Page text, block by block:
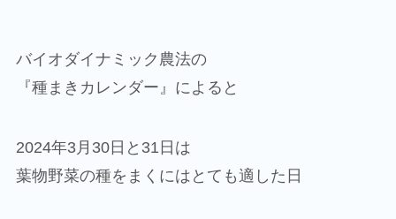
バイオダイナミック農法の
『種まきカレンダー』によると
2024年3月30日と31日は
葉物野菜の種をまくにはとても適した日